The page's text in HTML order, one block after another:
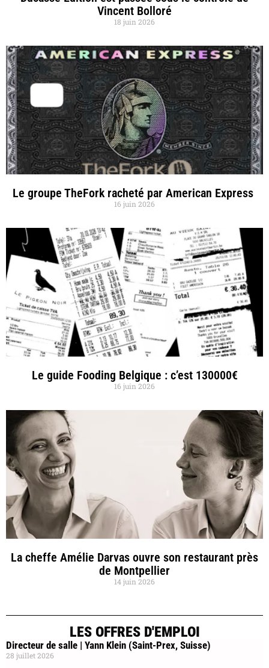
Vincent Bolloré
18 juin 2026
Le groupe TheFork racheté par American Express
16 juin 2026
Le guide Fooding Belgique : c’est 130000€
16 juin 2026
La cheffe Amélie Darvas ouvre son restaurant près
de Montpellier
14 juin 2026
LES OFFRES D'EMPLOI
Directeur de salle | Yann Klein (Saint-Prex, Suisse)
28 juillet 2026